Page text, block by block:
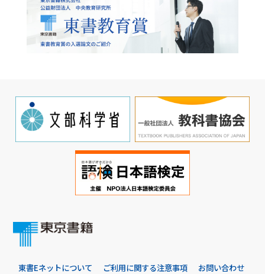
東書Eネットについて ご利用に関する注意事項 お問い合わせ